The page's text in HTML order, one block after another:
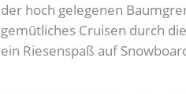
der hoch gelegenen
gemütliches Cruisen durch
ein Riesenspaß auf